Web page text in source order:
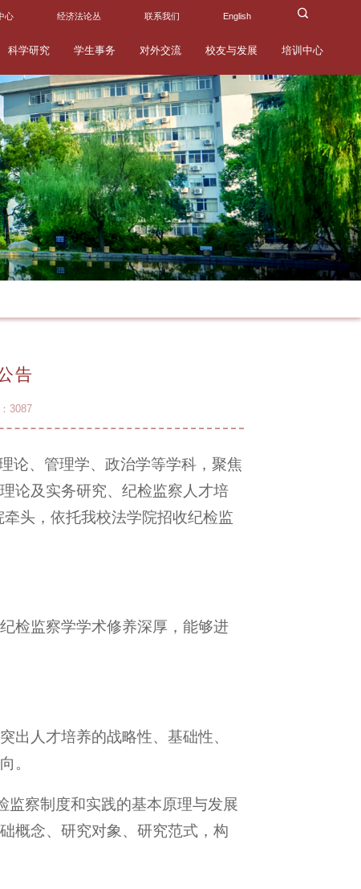
心 经济法论丛 联系我们 English
科学研究 学生事务 对外交流 校友与发展 培训中心
告
3087
论、管理学、政治学等学科，聚焦
论及实务研究、纪检监察人才培
头，依托我校法学院招收纪检监
检监察学学术修养深厚，能够进
出人才培养的战略性、基础性、
。
监察制度和实践的基本原理与发展
概念、研究对象、研究范式，构